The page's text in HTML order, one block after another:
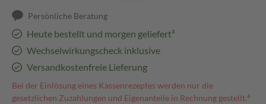
Persönliche Beratung
Heute bestellt und morgen geliefert³
Wechselwirkungscheck inklusive
Versandkostenfreie Lieferung
Bei der Einlösung eines Kassenrezeptes werden nur die
gesetzlichen Zuzahlungen und Eigenanteile in Rechnung gestellt.⁴